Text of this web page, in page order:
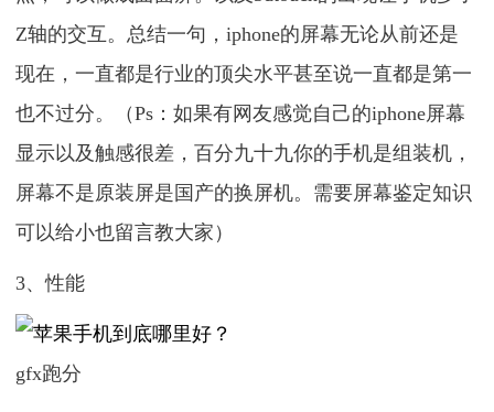
Z轴的交互。总结一句，iphone的屏幕无论从前还是
现在，一直都是行业的顶尖水平甚至说一直都是第一
也不过分。（Ps：如果有网友感觉自己的iphone屏幕
显示以及触感很差，百分九十九你的手机是组装机，
屏幕不是原装屏是国产的换屏机。需要屏幕鉴定知识
可以给小也留言教大家）
3、性能
gfx跑分